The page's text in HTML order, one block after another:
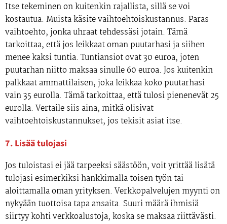
Itse tekeminen on kuitenkin rajallista, sillä se voi
kostautua. Muista käsite vaihtoehtoiskustannus. Paras
vaihtoehto, jonka uhraat tehdessäsi jotain. Tämä
tarkoittaa, että jos leikkaat oman puutarhasi ja siihen
menee kaksi tuntia. Tuntiansiot ovat 30 euroa, joten
puutarhan niitto maksaa sinulle 60 euroa. Jos kuitenkin
palkkaat ammattilaisen, joka leikkaa koko puutarhasi
vain 35 eurolla. Tämä tarkoittaa, että tulosi pienenevät 25
eurolla. Vertaile siis aina, mitkä olisivat
vaihtoehtoiskustannukset, jos tekisit asiat itse.
7. Lisää tulojasi
Jos tuloistasi ei jää tarpeeksi säästöön, voit yrittää lisätä
tulojasi esimerkiksi hankkimalla toisen työn tai
aloittamalla oman yrityksen. Verkkopalvelujen myynti on
nykyään tuottoisa tapa ansaita. Suuri määrä ihmisiä
siirtyy kohti verkkoalustoja, koska se maksaa riittävästi.